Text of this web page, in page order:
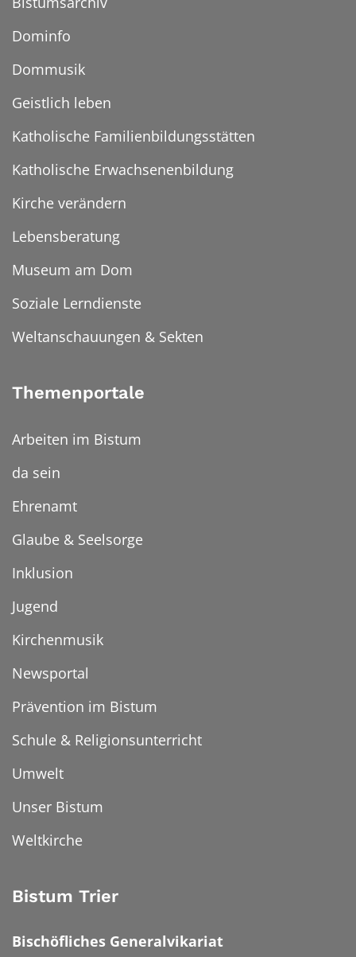
Dominfo
Dommusik
Geistlich leben
Katholische Familienbildungsstätten
Katholische Erwachsenenbildung
Kirche verändern
Lebensberatung
Museum am Dom
Soziale Lerndienste
Weltanschauungen & Sekten
Themenportale
Arbeiten im Bistum
da sein
Ehrenamt
Glaube & Seelsorge
Inklusion
Jugend
Kirchenmusik
Newsportal
Prävention im Bistum
Schule & Religionsunterricht
Umwelt
Unser Bistum
Weltkirche
Bistum Trier
Bischöfliches Generalvikariat